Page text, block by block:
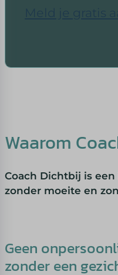
Waarom
Coach Dichtbij is
zonder moeite en
Geen
zonder een